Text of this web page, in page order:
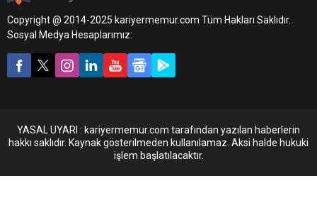
Copyright @ 2014-2025 kariyermemur.com Tüm Hakları Saklıdır.
Sosyal Medya Hesaplarımız:
YASAL UYARI : kariyermemur.com tarafından yazılan haberlerin
hakkı saklıdır. Kaynak gösterilmeden kullanılamaz. Aksi halde hukuki
işlem başlatılacaktır.